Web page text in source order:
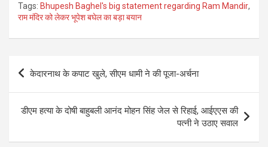
Tags: Bhupesh Baghel's big statement regarding Ram Mandir,
राम मंदिर को लेकर भूपेश बघेल का बड़ा बयान
Post
केदारनाथ के कपाट खुले, सीएम धामी ने की पूजा-अर्चना
डीएम हत्या के दोषी बाहुबली आनंद मोहन सिंह जेल से रिहाई, आईएएस की
पत्नी ने उठाए सवाल